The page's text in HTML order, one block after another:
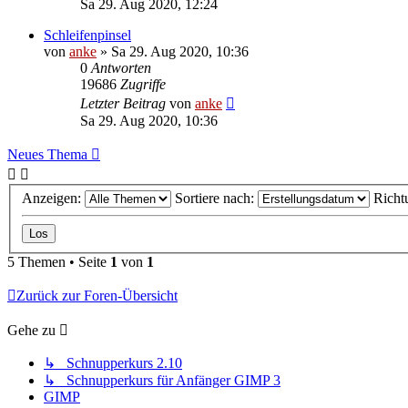
Sa 29. Aug 2020, 12:24
Schleifenpinsel
von anke » Sa 29. Aug 2020, 10:36
0 Antworten
19686 Zugriffe
Letzter Beitrag von anke
Sa 29. Aug 2020, 10:36
Neues Thema
Anzeigen: Sortiere nach:
5 Themen • Seite 1 von 1
Zurück zur Foren-Übersicht
Gehe zu
↳ Schnupperkurs 2.10
↳ Schnupperkurs für Anfänger GIMP 3
GIMP